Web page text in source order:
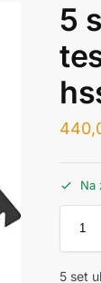
5
Na
5 set